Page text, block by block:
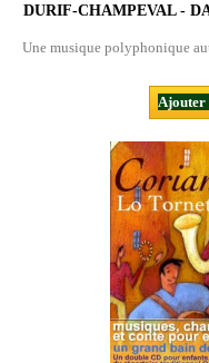
DURIF-CHAMPEVAL -
Une musique polyphonique
Ajouter